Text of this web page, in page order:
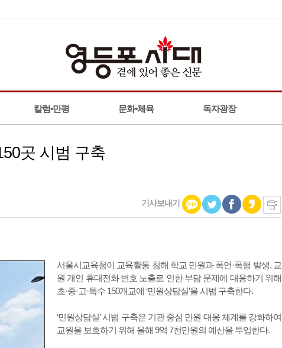
칼럼•만평 문화•체육 독자광장
곳 시범 구축
기사보내기
서울시교육청이 교육활동 침해 학교 민원과 폭언·폭행 발생, 교
원 개인 휴대전화 번호 노출로 인한 부담 문제에 대응하기 위해
초·중·고·특수 150개교에 ‘민원상담실’을 시범 구축한다.
‘민원상담실’ 시범 구축은 기관 중심 민원 대응 체계를 강화하여
교원을 보호하기 위해 올해 9억 7천만원의 예산을 투입한다.